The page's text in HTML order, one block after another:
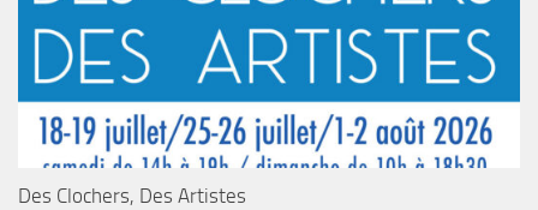
Des Clochers, Des Artistes